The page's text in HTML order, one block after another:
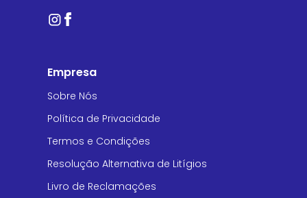
Empresa
Sobre Nós
Política de Privacidade
Termos e Condições
Resolução Alternativa de Litígios
Livro de Reclamações